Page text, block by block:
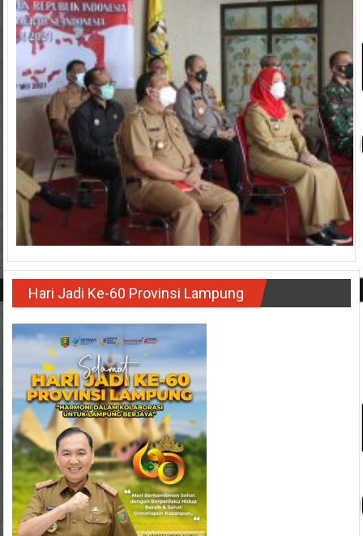
Hari Jadi Ke-60 Provinsi Lampung